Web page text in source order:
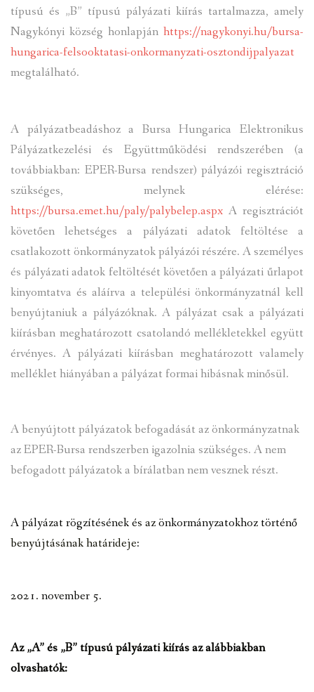
típusú és „B” típusú pályázati kiírás tartalmazza, amely
Nagykónyi község honlapján https://nagykonyi.hu/bursa-
hungarica-felsooktatasi-onkormanyzati-osztondijpalyazat
megtalálható.
A pályázatbeadáshoz a Bursa Hungarica Elektronikus
Pályázatkezelési és Együttműködési rendszerében (a
továbbiakban: EPER-Bursa rendszer) pályázói regisztráció
szükséges, melynek elérése:
https://bursa.emet.hu/paly/palybelep.aspx A regisztrációt
követően lehetséges a pályázati adatok feltöltése a
csatlakozott önkormányzatok pályázói részére. A személyes
és pályázati adatok feltöltését követően a pályázati űrlapot
kinyomtatva és aláírva a települési önkormányzatnál kell
benyújtaniuk a pályázóknak. A pályázat csak a pályázati
kiírásban meghatározott csatolandó mellékletekkel együtt
érvényes. A pályázati kiírásban meghatározott valamely
melléklet hiányában a pályázat formai hibásnak minősül.
A benyújtott pályázatok befogadását az önkormányzatnak
az EPER-Bursa rendszerben igazolnia szükséges. A nem
befogadott pályázatok a bírálatban nem vesznek részt.
Apályázat rögzítésénekés azönkormányzatokhoz történő
benyújtásánakhatárideje:
2021. november 5.
Az „A” és „B” típusú pályázati kiírás az alábbiakban
olvashatók: